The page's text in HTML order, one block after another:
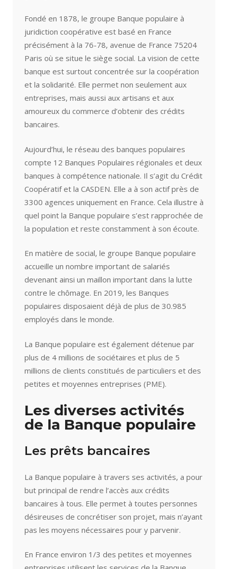
Fondé en 1878, le groupe Banque populaire à
juridiction coopérative est basé en France
précisément à la 76-78, avenue de France 75204
Paris où se situe le siège social. La vision de cette
banque est surtout concentrée sur la coopération
et la solidarité. Elle permet non seulement aux
entreprises, mais aussi aux artisans et aux
amoureux du commerce d’obtenir des crédits
bancaires.
Aujourd’hui, le réseau des banques populaires
compte 12 Banques Populaires régionales et deux
banques à compétence nationale. Il s’agit du Crédit
Coopératif et la CASDEN. Elle a à son actif près de
3300 agences uniquement en France. Cela illustre à
quel point la Banque populaire s’est rapprochée de
la population et reste constamment à son écoute.
En matière de social, le groupe Banque populaire
accueille un nombre important de salariés
devenant ainsi un maillon important dans la lutte
contre le chômage. En 2019, les Banques
populaires disposaient déjà de plus de 30.985
employés dans le monde.
La Banque populaire est également détenue par
plus de 4 millions de sociétaires et plus de 5
millions de clients constitués de particuliers et des
petites et moyennes entreprises (PME).
Les diverses activités
de la Banque populaire
Les prêts bancaires
La Banque populaire à travers ses activités, a pour
but principal de rendre l’accès aux crédits
bancaires à tous. Elle permet à toutes personnes
désireuses de concrétiser son projet, mais n’ayant
pas les moyens nécessaires pour y parvenir.
En France environ 1/3 des petites et moyennes